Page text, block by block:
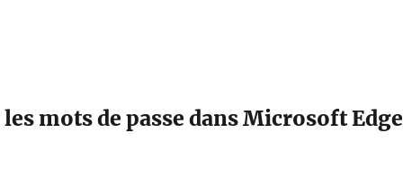
mots de passe dans Microsoft Edge